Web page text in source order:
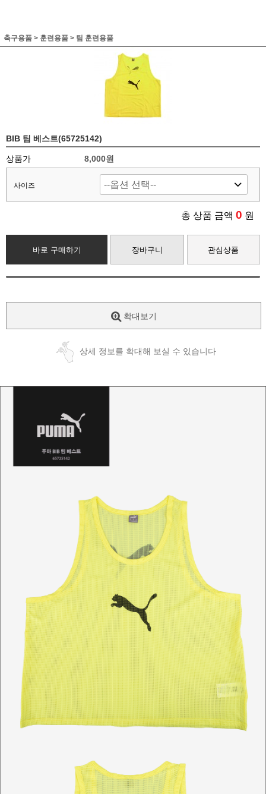
축구용품 > 훈련용품 > 팀 훈련용품
BIB 팀 베스트(65725142)
상품가 8,000원
사이즈
총 상품 금액 0 원
바로 구매하기 장바구니 관심상품
확대보기
상세 정보를 확대해 보실 수 있습니다